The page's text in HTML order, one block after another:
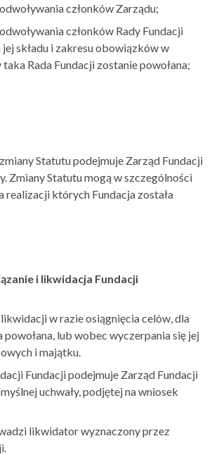
członków Zarządu;
członków Rady Fundacji
składu i zakresu obowiązków w
Rada Fundacji zostanie powołana;
Statutu podejmuje Zarząd Fundacji
Zmiany Statutu mogą w szczególności
realizacji których Fundacja została
i likwidacja Fundacji
w razie osiągnięcia celów, dla
powołana, lub wobec wyczerpania się jej
i majątku.
Fundacji podejmuje Zarząd Fundacji
uchwały, podjętej na wniosek
likwidator wyznaczony przez